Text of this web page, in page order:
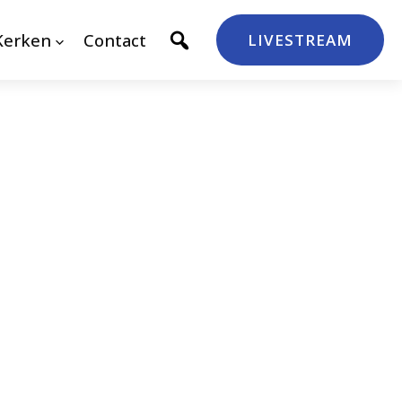
Contact LIVESTREAM